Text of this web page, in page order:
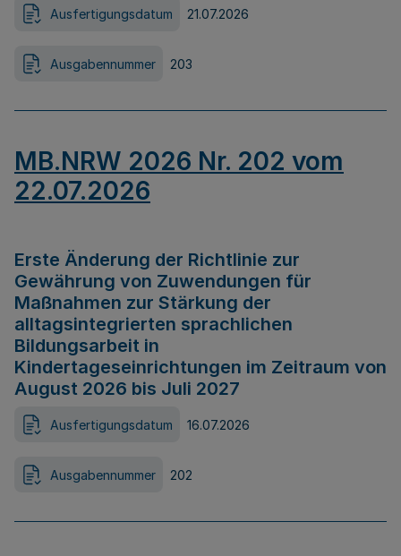
Ausfertigungsdatum 21.07.2026
Ausgabennummer 203
MB.NRW 2026 Nr. 202 vom
22.07.2026
Erste Änderung der Richtlinie zur
Gewährung von Zuwendungen für
Maßnahmen zur Stärkung der
alltagsintegrierten sprachlichen
Bildungsarbeit in
Kindertageseinrichtungen im Zeitraum von
August 2026 bis Juli 2027
Ausfertigungsdatum 16.07.2026
Ausgabennummer 202